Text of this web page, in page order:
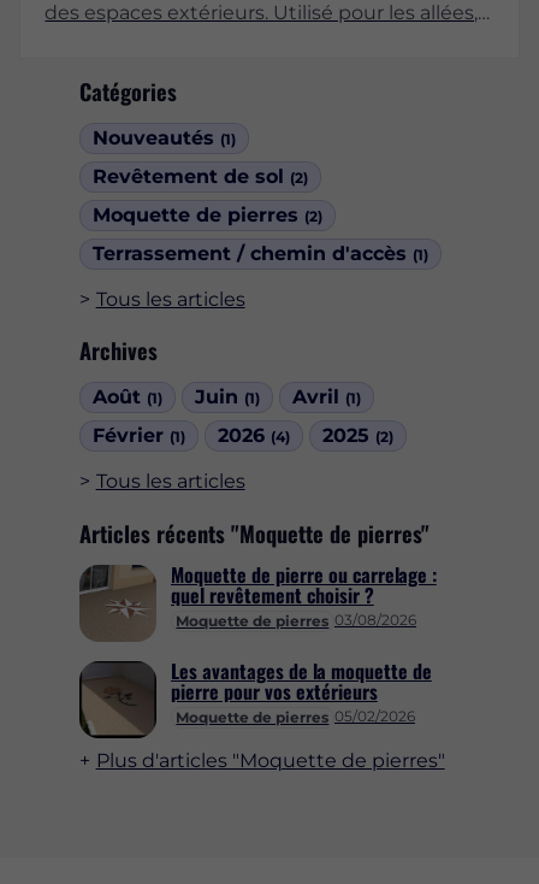
Catégories
Nouveautés (1)
Revêtement de sol (2)
Moquette de pierres (2)
Terrassement / chemin d'accès (1)
Tous les articles
Archives
Août (1) Juin (1) Avril (1)
Février (1) 2026 (4) 2025 (2)
Tous les articles
Articles récents "Moquette de pierres"
Moquette de pierres 03/08/2026
Moquette de pierre ou carrelage :
quel revêtement choisir ?
Moquette de pierres 05/02/2026
Les avantages de la moquette de
pierre pour vos extérieurs
Plus d'articles "Moquette de pierres"
des espaces extérieurs. Utilisé pour les allées,
en plus comme une alternative aux matériaux
Cet article explore les nombreux avantages de
la moquette de pierre, en mettant en lumière
bénéfices esthétiques.